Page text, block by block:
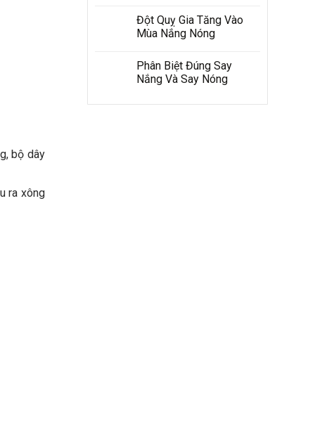
bộ dây
ra xông
Đột Quỵ Gia Tăng Vào
Mùa Nắng Nóng
Phân Biệt Đúng Say
Nắng Và Say Nóng